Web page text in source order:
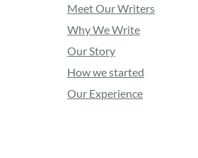
Meet Our Writers
Why We Write
Our Story
How we started
Our Experience